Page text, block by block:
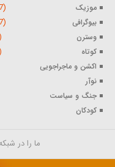
موزیک (1497)
بیوگرافی (1027)
وسترن
کوتاه
اکشن و ماجراجویی
نوآر
جنگ و سیاست
کودکان
ما را در